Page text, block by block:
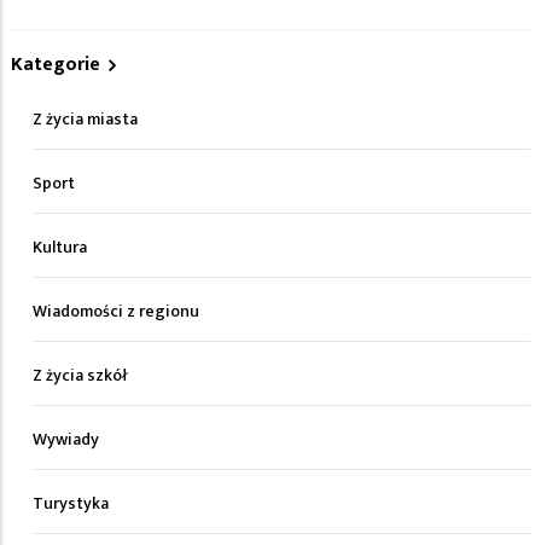
Kategorie
Z życia miasta
Sport
Kultura
Wiadomości z regionu
Z życia szkół
Wywiady
Turystyka